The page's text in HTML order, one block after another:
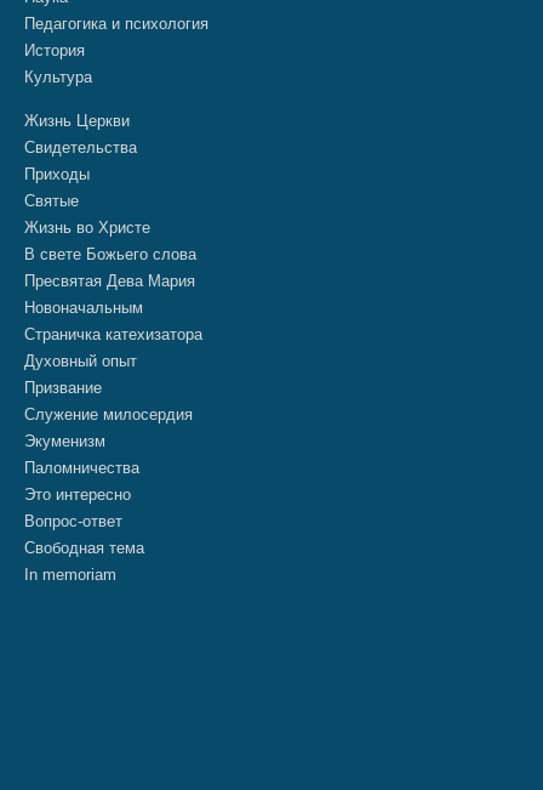
Педагогика и психология
История
Культура
Жизнь Церкви
Свидетельства
Приходы
Святые
Жизнь во Христе
В свете Божьего слова
Пресвятая Дева Мария
Новоначальным
Страничка катехизатора
Духовный опыт
Призвание
Служение милосердия
Экуменизм
Паломничества
Это интересно
Вопрос-ответ
Свободная тема
In memoriam